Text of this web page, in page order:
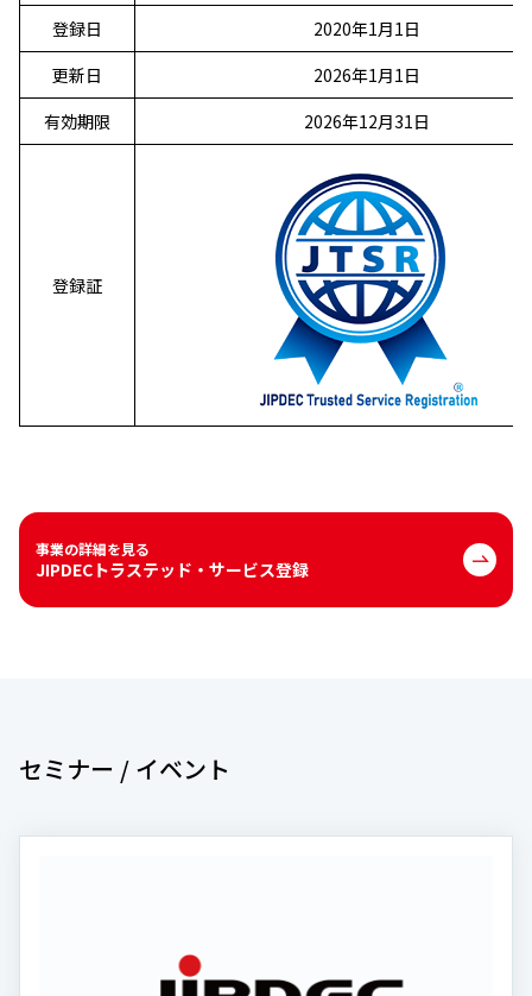
登録日
2020年1月1日
更新日
2026年1月1日
有効期限
2026年12月31日
登録証
事業の詳細を見る
JIPDECトラステッド・サービス登録
セミナー / イベント